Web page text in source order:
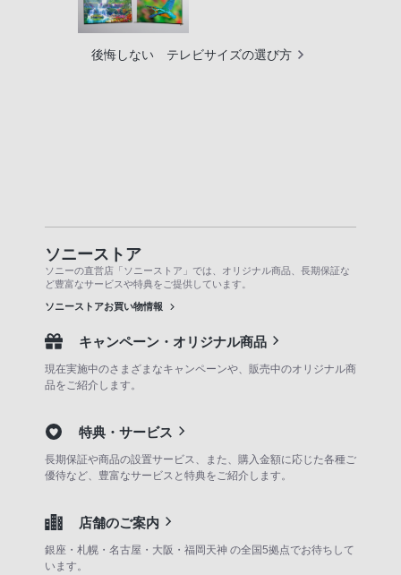
後悔しない テレビサイズの選び方
ソニーストア
ソニーの直営店「ソニーストア」では、オリジナル商品、長期保証な
ど豊富なサービスや特典をご提供しています。
ソニーストアお買い物情報
キャンペーン・オリジナル商品
現在実施中のさまざまなキャンペーンや、販売中のオリジナル商
品をご紹介します。
特典・サービス
長期保証や商品の設置サービス、また、購入金額に応じた各種ご
優待など、豊富なサービスと特典をご紹介します。
店舗のご案内
銀座・札幌・名古屋・大阪・福岡天神 の全国5拠点でお待ちして
います。